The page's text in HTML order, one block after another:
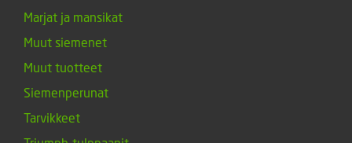
Marjat ja mansikat
Muut siemenet
Muut tuotteet
Siemenperunat
Tarvikkeet